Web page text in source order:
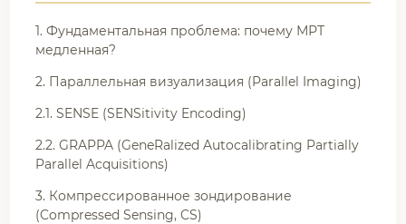
1. Фундаментальная проблема: почему МРТ
медленная?
2. Параллельная визуализация (Parallel Imaging)
2.1. SENSE (SENSitivity Encoding)
2.2. GRAPPA (GeneRalized Autocalibrating Partially
Parallel Acquisitions)
3. Компрессированное зондирование
(Compressed Sensing, CS)